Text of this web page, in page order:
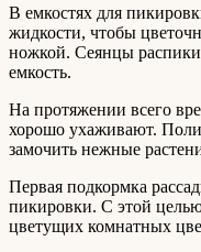
В емкостях для
жидкости, чтобы
ножкой. Сеянцы
емкость.
На протяжении всего
хорошо ухаживают.
замочить нежные
Первая подкормка
пикировки. С этой
цветущих комнатных